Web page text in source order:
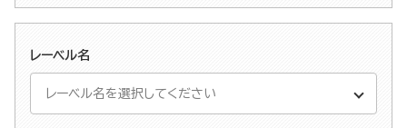
レーベル名